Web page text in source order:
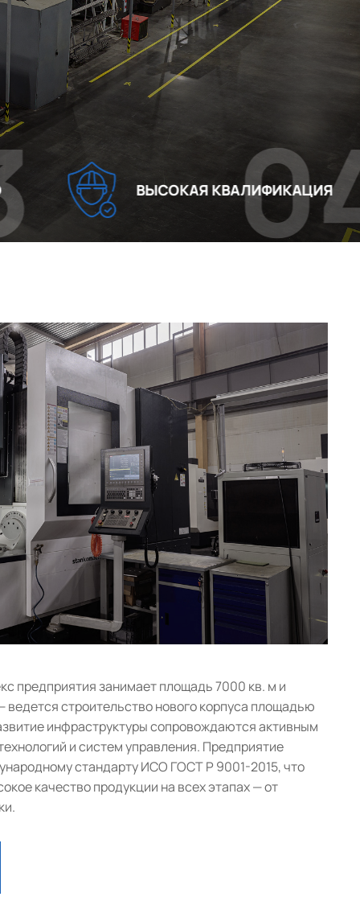
ВЫСОКАЯ КВАЛИФИКАЦИЯ
04
предприятия занимает площадь 7000 кв. м и
строительство нового корпуса площадью
инфраструктуры сопровождаются активным
и систем управления. Предприятие
стандарту ИСО ГОСТ Р 9001-2015, что
качество продукции на всех этапах — от